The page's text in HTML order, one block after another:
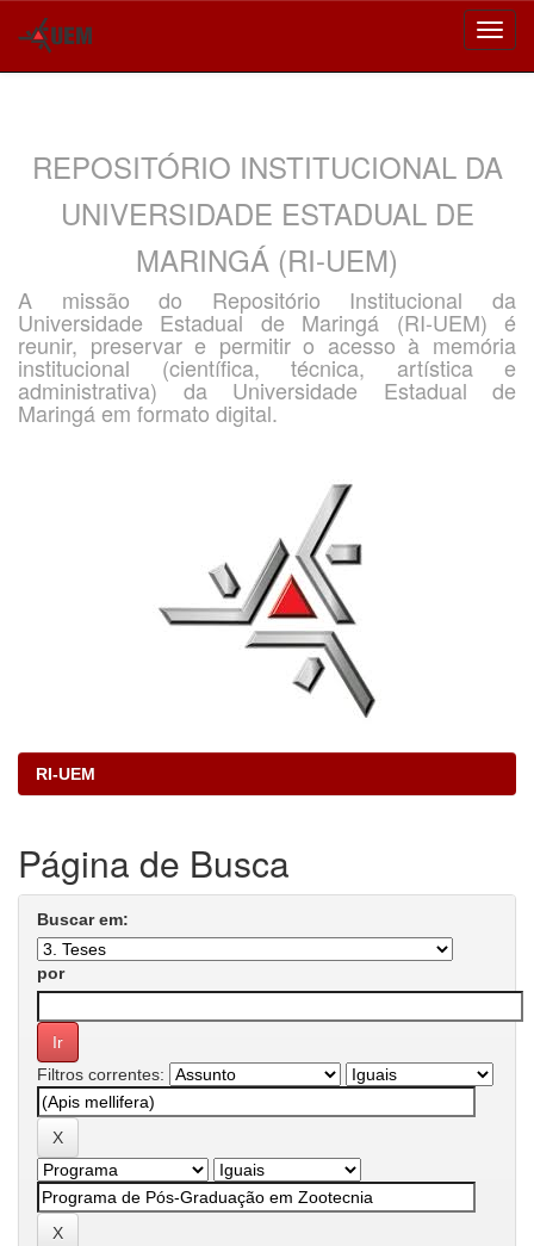
REPOSITÓRIO INSTITUCIONAL DA
UNIVERSIDADE ESTADUAL DE
MARINGÁ (RI-UEM)
A missão do Repositório Institucional da
Universidade Estadual de Maringá (RI-UEM) é
reunir, preservar e permitir o acesso à memória
institucional (científica, técnica, artística e
administrativa) da Universidade Estadual de
Maringá em formato digital.
RI-UEM
Página de Busca
Buscar em:
por
Filtros correntes: